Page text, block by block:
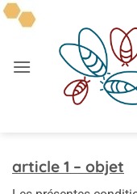
Passer
article 1 – objet